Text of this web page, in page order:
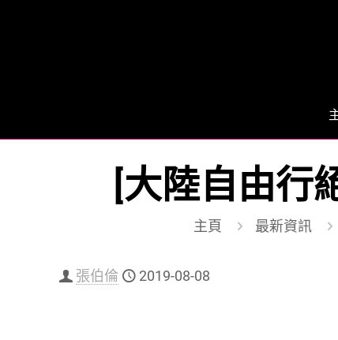
[大陸自由行
主頁 最新資訊
張伯倫 2019-08-08